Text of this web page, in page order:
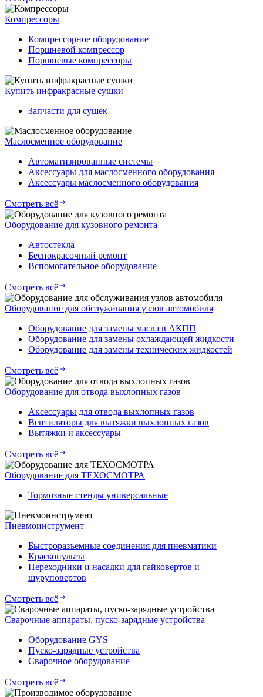
Компрессоры
Компрессорное оборудование
Поршневой компрессор
Поршневые компрессоры
Купить инфракрасные сушки
Запчасти для сушек
Маслосменное оборудование
Автоматизированные системы
Аксессуары для маслосменного оборудования
Аксессуары маслосменного оборудования
Смотреть всё
Оборудование для кузовного ремонта
Автостекла
Беспокрасочный ремонт
Вспомогательное оборудование
Смотреть всё
Оборудование для обслуживания узлов автомобиля
Оборудование для замены масла в АКПП
Оборудование для замены охлаждающей жидкости
Оборудование для замены технических жидкостей
Смотреть всё
Оборудование для отвода выхлопных газов
Аксессуары для отвода выхлопных газов
Вентиляторы для вытяжки выхлопных газов
Вытяжки и аксессуары
Смотреть всё
Оборудование для ТЕХОСМОТРА
Тормозные стенды универсальные
Пневмоинструмент
Быстроразъемные соединения для пневматики
Краскопульты
Переходники и насадки для гайковертов и
шуруповертов
Смотреть всё
Сварочные аппараты, пуско-зарядные устройства
Оборудование GYS
Пуско-зарядные устройства
Сварочное оборудование
Смотреть всё